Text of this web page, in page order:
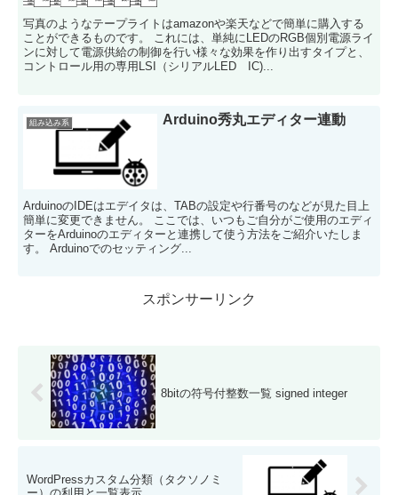
写真のようなテープライトはamazonや楽天などで簡単に購入する
ことができるものです。 これには、単純にLEDのRGB個別電源ライ
ンに対して電源供給の制御を行い様々な効果を作り出すタイプと、
コントロール用の専用LSI（シリアルLED IC)...
組み込み系 Arduino秀丸エディター連動
ArduinoのIDEはエデイタは、TABの設定や行番号のなどが見た目上
簡単に変更できません。 ここでは、いつもご自分がご使用のエディ
ターをArduinoのエディターと連携して使う方法をご紹介いたしま
す。 Arduinoでのセッティング...
スポンサーリンク
8bitの符号付整数一覧 signed integer
WordPressカスタム分類（タクソノミ